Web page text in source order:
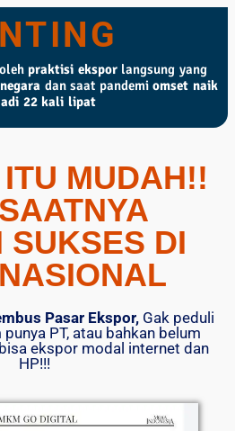
praktisi eksporlangsung yang
dan saat pandemiomset naik
22 kali lipat
MUDAH!!
DI
Pasar Ekspor, Gak peduli
PT, atau bahkan belum
ekspor modal internet dan
HP!!!